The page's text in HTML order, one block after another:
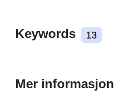
Keywords 13
Mer informasjon